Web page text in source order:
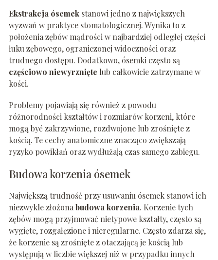
Ekstrakcja ósemekstanowi jedno z największych
wyzwań w praktyce stomatologicznej. Wynika to z
położenia zębów mądrości w najbardziej odległej części
łuku zębowego, ograniczonej widoczności oraz
trudnego dostępu. Dodatkowo, ósemki często są
częściowo niewyrznięte lub całkowicie zatrzymane w
kości.
Problemy pojawiają się również z powodu
różnorodności kształtów i rozmiarów korzeni, które
mogą być zakrzywione, rozdwojone lub zrośnięte z
kością. Te cechy anatomiczne znacząco zwiększają
ryzyko powikłań oraz wydłużają czas samego zabiegu.
Budowa korzenia ósemek
Największą trudność przy usuwaniu ósemek stanowi ich
niezwykle złożonabudowa korzenia. Korzenie tych
zębów mogą przyjmować nietypowe kształty, często są
wygięte, rozgałęzione i nieregularne. Często zdarza się,
że korzenie są zrośnięte z otaczającą je kością lub
występują w liczbie większej niż w przypadku innych